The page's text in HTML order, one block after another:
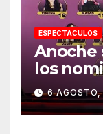
ESPECTACULOS
Anoche
los
los
la
6